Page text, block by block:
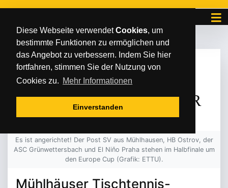
Diese Webseite verwendetCookies, um
bestimmte Funktionen zu ermöglichen und
das Angebot zu verbessern. Indem Sie hier
fortfahren, stimmen Sie der Nutzung von
Cookies zu. Mehr Informationen
Einverstanden
DONNERSTAG 15. Mai 2025
POST SV ERWARTET
TSCHECHIENS MEISTER
Es ist angerichtet! Der Post SV aus Mühlhausen, HB Ostrov, der
ASC Grünwettersbach und El Niňo Praha stehen im Halbfinale um
den Europe Cup (Grafik: ETTU).
Mühlhäuser Tischtennis-